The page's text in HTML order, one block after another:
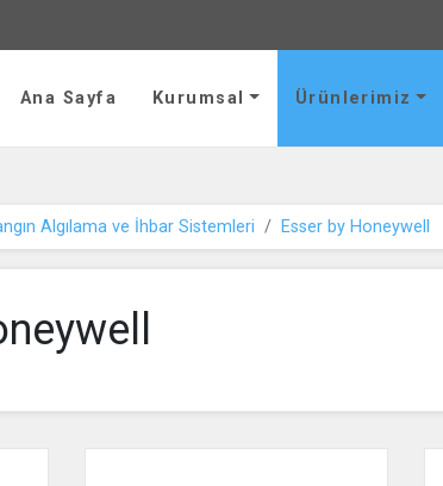
Ana Sayfa Kurumsal Ürünlerimiz
Algılama ve İhbar Sistemleri Esser by Honeywell